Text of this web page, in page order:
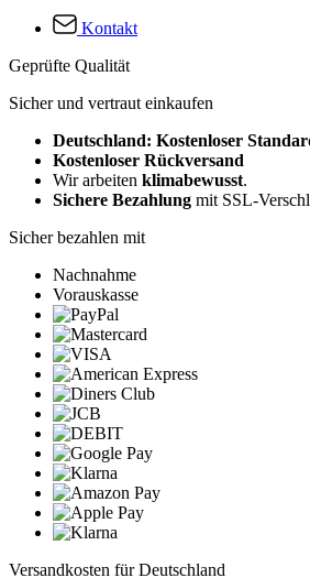
Kontakt
Geprüfte Qualität
Sicher und vertraut einkaufen
Deutschland: Kostenloser
Kostenloser Rückversand
Wir arbeiten klimabewusst.
Sichere Bezahlung mit SSL-
Sicher bezahlen mit
Nachnahme
Vorauskasse
Versandkosten für Deutschland